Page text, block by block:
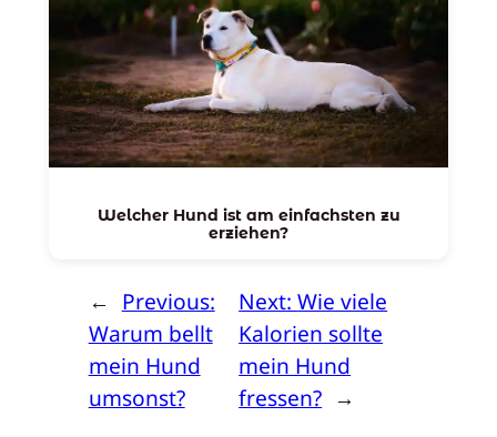
Welcher Hund ist am einfachsten zu
erziehen?
← Previous:
Warum bellt
mein Hund
umsonst?
Next:Wie viele
Kalorien sollte
mein Hund
fressen? →